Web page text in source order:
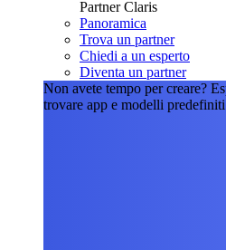
Partner Claris
Panoramica
Trova un partner
Chiedi a un esperto
Diventa un partner
Non avete tempo per creare?
trovare app e modelli